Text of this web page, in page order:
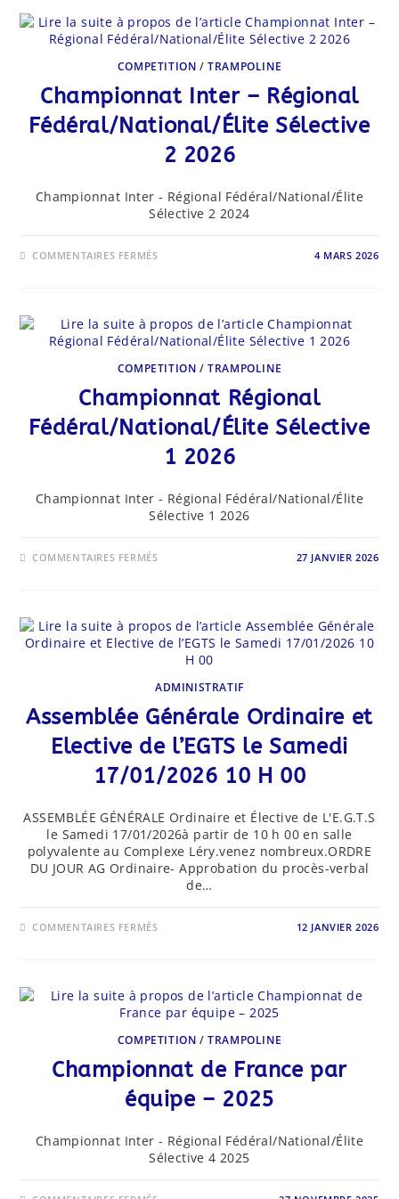
ÉLITE
SÉLECTIVE
3
COMPETITION /TRAMPOLINE
Championnat Inter – Régional
Fédéral/National/Élite Sélective
2 2026
Championnat Inter - Régional Fédéral/National/Élite
Sélective 2 2024
COMMENTAIRES FERMÉSSUR
ÉLITE
SÉLECTIVE
2
4 MARS 2026
COMPETITION /TRAMPOLINE
Championnat Régional
Fédéral/National/Élite Sélective
1 2026
Championnat Inter - Régional Fédéral/National/Élite
Sélective 1 2026
COMMENTAIRES FERMÉSSUR
1
2026
27 JANVIER 2026
ADMINISTRATIF
Assemblée Générale Ordinaire et
Elective de l’EGTS le Samedi
17/01/2026 10 H 00
ASSEMBLÉE GÉNÉRALE Ordinaire et Élective de L'E.G.T.S
le Samedi 17/01/2026à partir de 10 h 00 en salle
polyvalente au Complexe Léry.venez nombreux.ORDRE
DU JOUR AG Ordinaire- Approbation du procès-verbal
de…
COMMENTAIRES FERMÉSSUR
DE
L’EGTS
LE
17/01/2026
H
00
12 JANVIER 2026
COMPETITION /TRAMPOLINE
Championnat de France par
équipe – 2025
Championnat Inter - Régional Fédéral/National/Élite
Sélective 4 2025